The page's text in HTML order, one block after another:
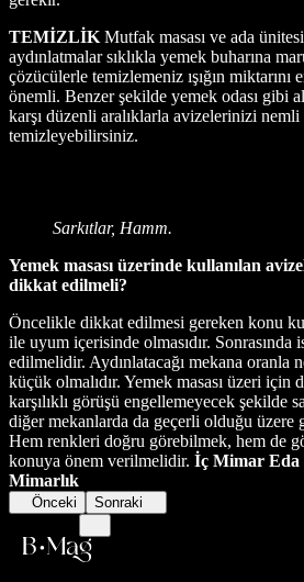
TEMİZLİK Mutfak masası ve ada
aydınlatmalar sıklıkla yemek buharına
çözücülerle temizlemeniz ışığın miktarını
önemli. Benzer şekilde yemek odası gibi
karşı düzenli aralıklarla avizelerinizi
temizleyebilirsiniz.
Sarkıtlar, Hamm.
Yemek masası üzerinde kullanılan
dikkat edilmeli?
Öncelikle dikkat edilmesi gereken konu
ile uyum içerisinde olmasıdır. Sonrasında
edilmelidir. Aydınlatacağı mekana oranla
küçük olmalıdır. Yemek masası üzeri için
karşılıklı görüşü engellemeyecek şekilde
diğer mekanlarda da geçerli olduğu üzere
Hem renkleri doğru görebilmek, hem de
konuya önem verilmelidir. İç Mimar Eda
Mimarlık
Önceki Sonraki